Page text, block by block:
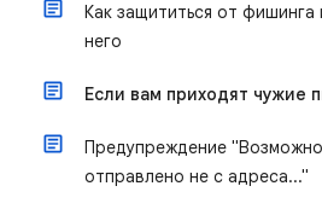
Как защититься от фишинга
него
Если вам приходят чужие
Предупреждение
отправлено не с адреса..."